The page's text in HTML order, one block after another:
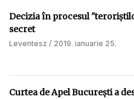
Decizia în procesul
secret
Leventesz 2019. ianuarie 25.
Curtea de Apel Bucureşti a